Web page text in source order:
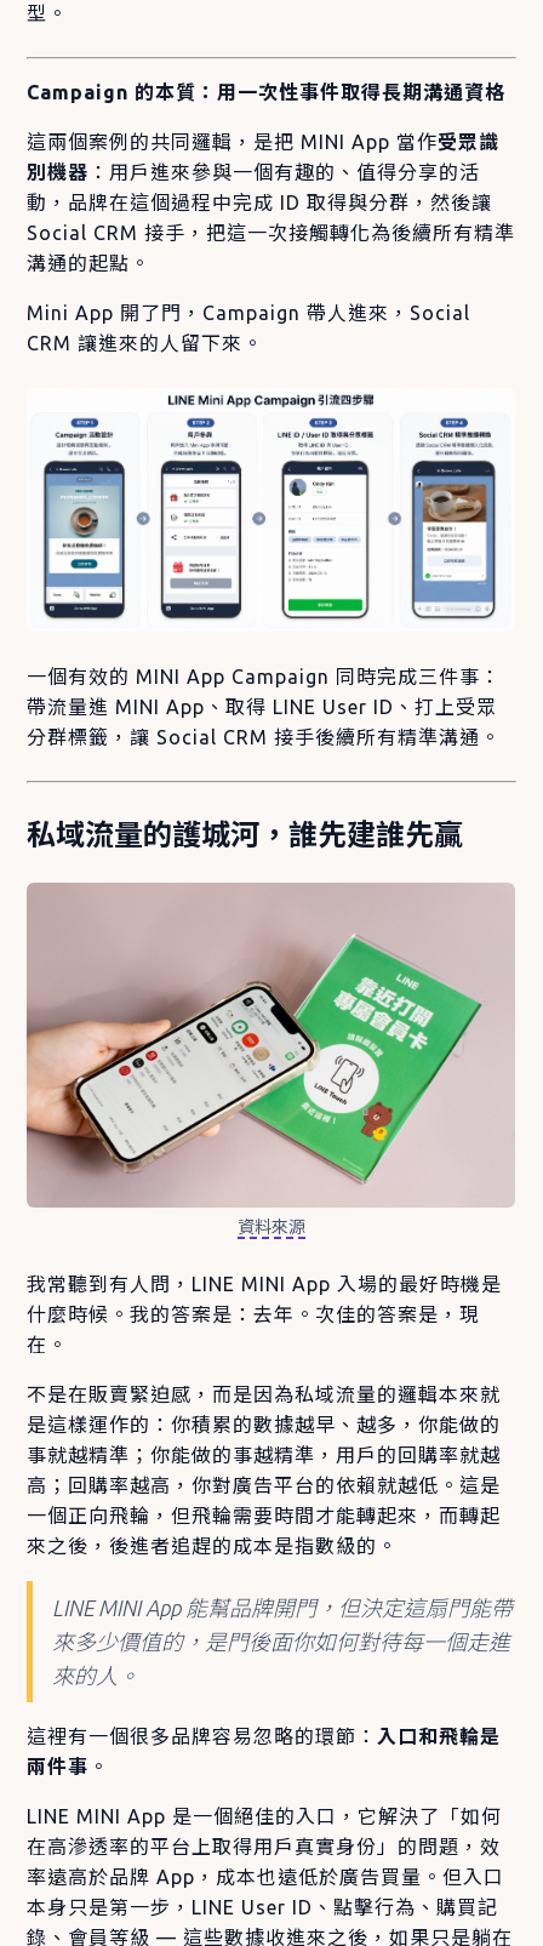
型。
Campaign 的本質：用一次性事件取得長期溝通資格
這兩個案例的共同邏輯，是把 MINI App 當作受眾識
別機器 ：用戶進來參與一個有趣的、值得分享的活
動，品牌在這個過程中完成 ID 取得與分群，然後讓
Social CRM 接手，把這一次接觸轉化為後續所有精準
溝通的起點。
Mini App 開了門，Campaign 帶人進來，Social
CRM 讓進來的人留下來。
一個有效的 MINI App Campaign 同時完成三件事：
帶流量進 MINI App、取得 LINE User ID、打上受眾
分群標籤，讓 Social CRM 接手後續所有精準溝通。
私域流量的護城河，誰先建誰先贏
資料來源
我常聽到有人問，LINE MINI App 入場的最好時機是
什麼時候。我的答案是：去年。次佳的答案是，現
在。
不是在販賣緊迫感，而是因為私域流量的邏輯本來就
是這樣運作的：你積累的數據越早、越多，你能做的
事就越精準；你能做的事越精準，用戶的回購率就越
高；回購率越高，你對廣告平台的依賴就越低。這是
一個正向飛輪，但飛輪需要時間才能轉起來，而轉起
來之後，後進者追趕的成本是指數級的。
LINE MINI App 能幫品牌開門，但決定這扇門能帶
來多少價值的，是門後面你如何對待每一個走進
來的人。
這裡有一個很多品牌容易忽略的環節： 入口和飛輪是
兩件事 。
LINE MINI App 是一個絕佳的入口，它解決了「如何
在高滲透率的平台上取得用戶真實身份」的問題，效
率遠高於品牌 App，成本也遠低於廣告買量。但入口
本身只是第一步，LINE User ID、點擊行為、購買記
錄、會員等級 — 這些數據收進來之後，如果只是躺在